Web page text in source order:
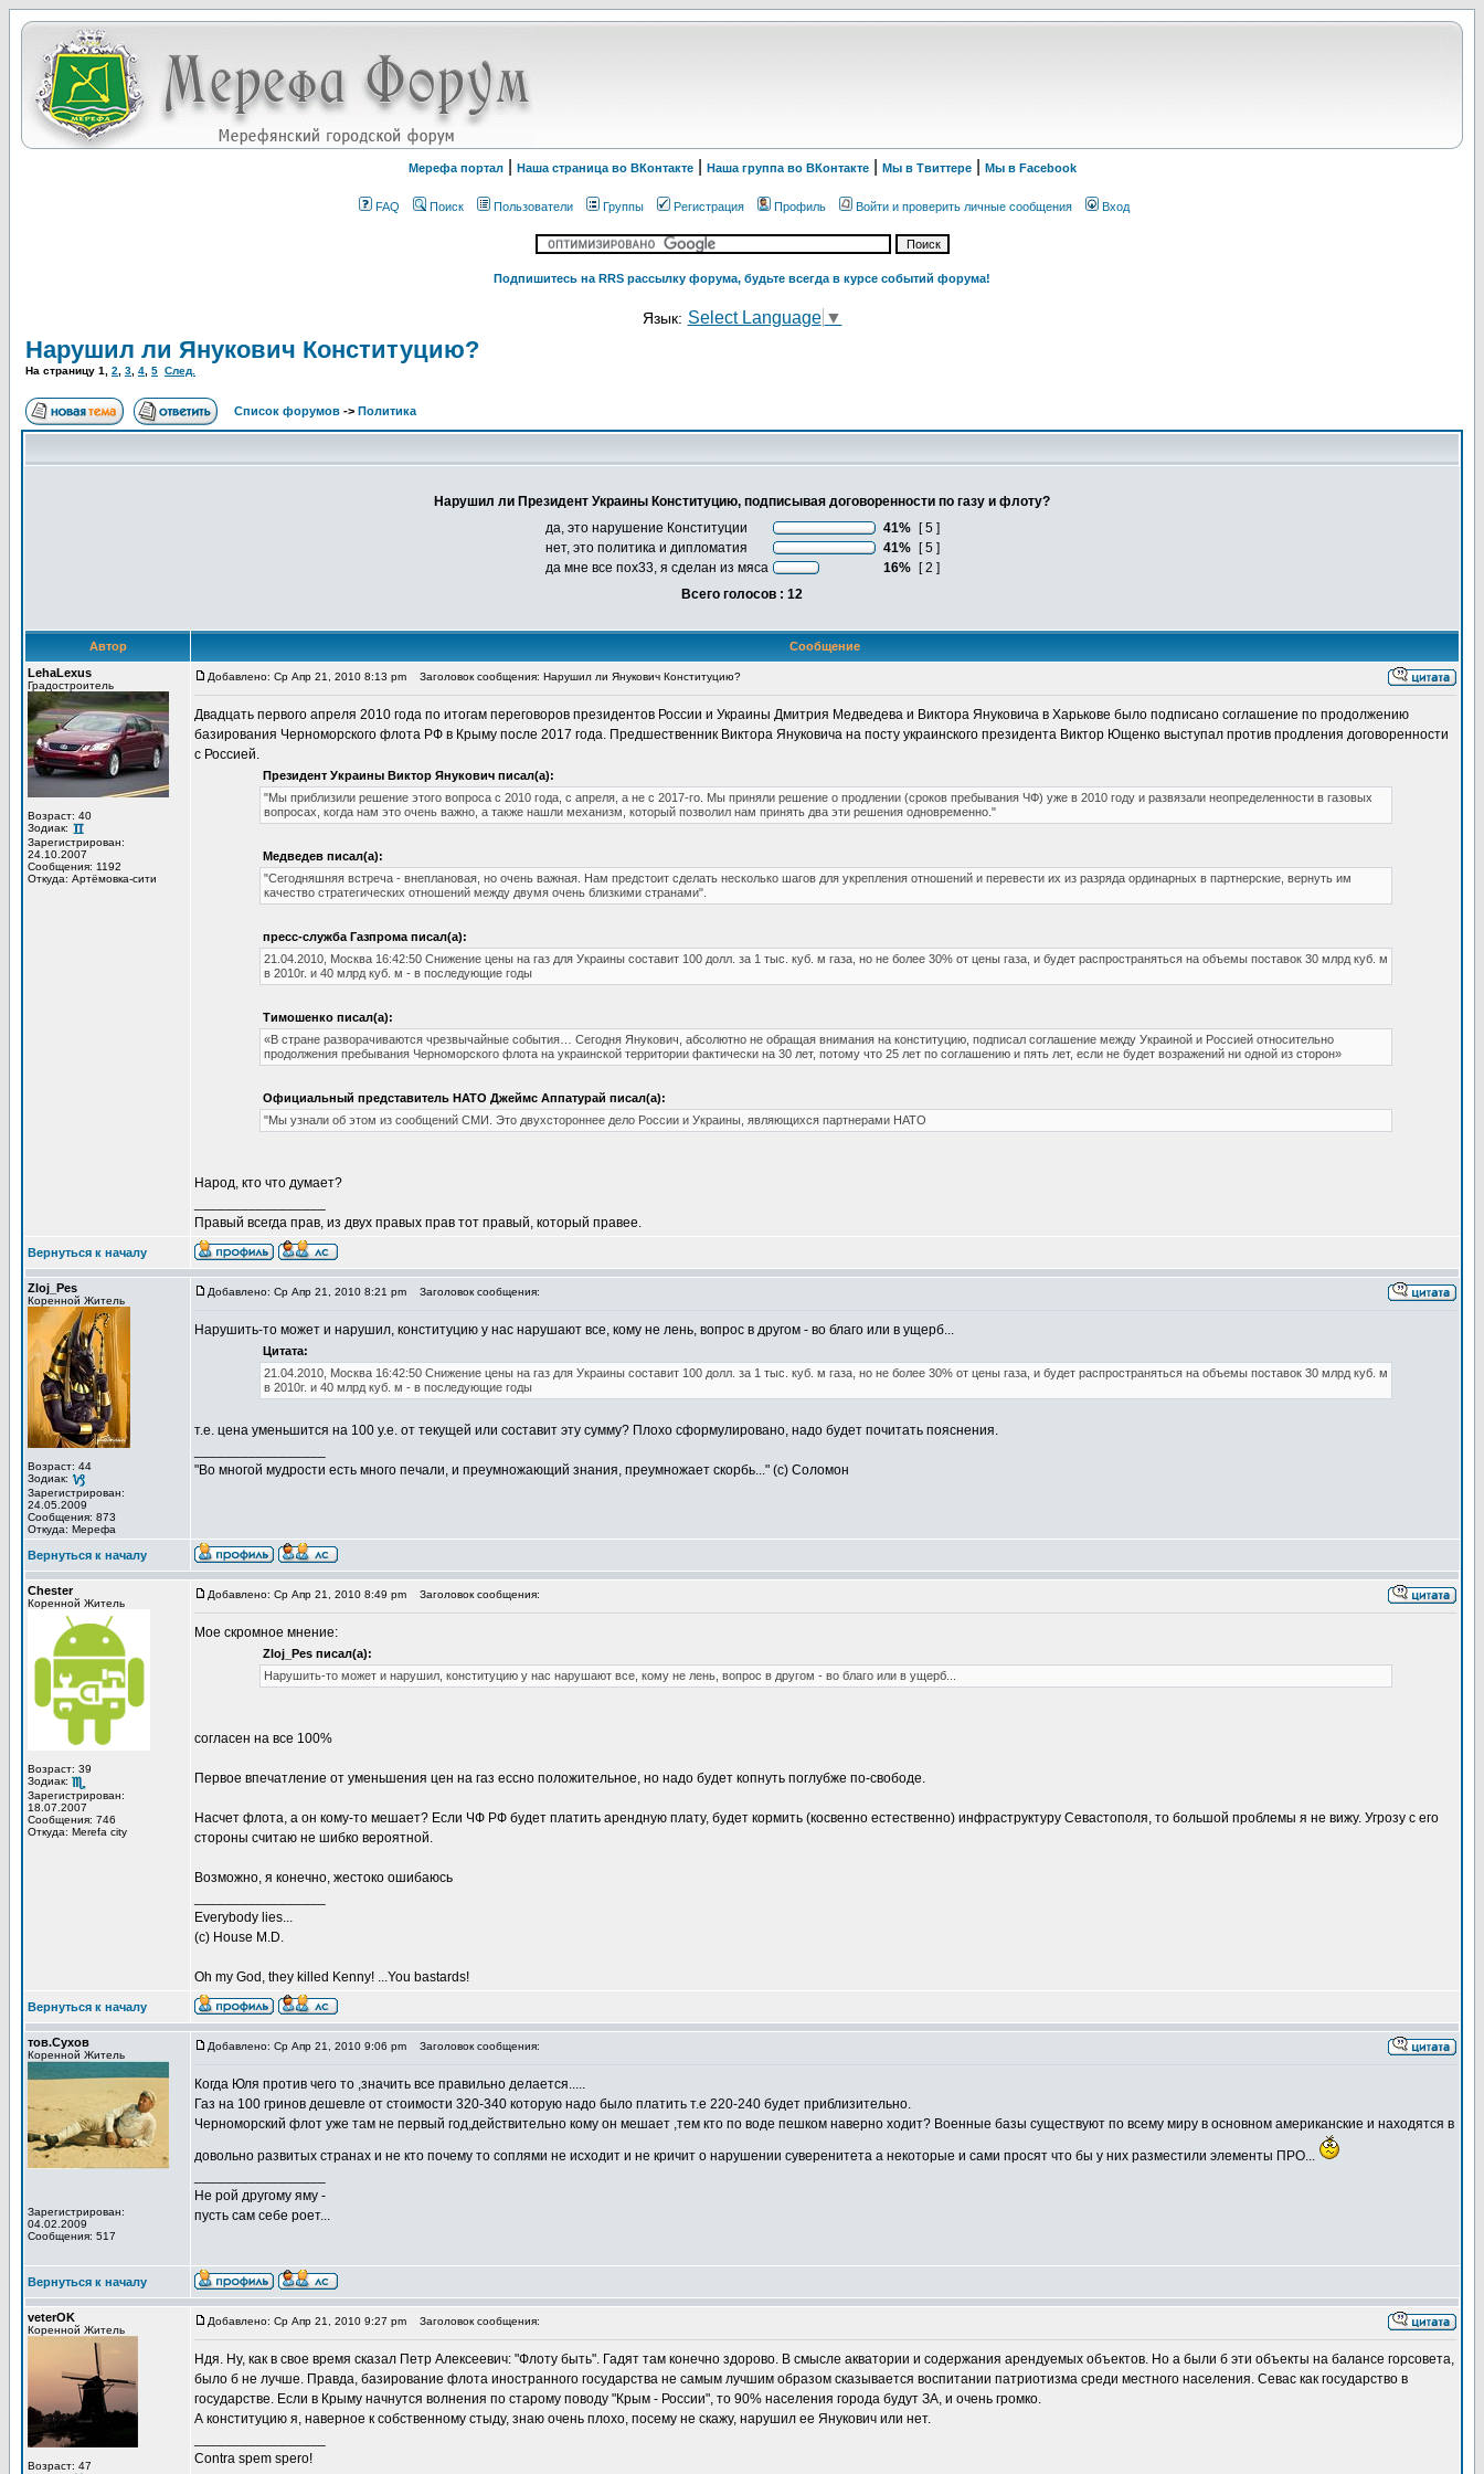
Мерефа портал| Наша страница во ВКонтакте| Наша группа во ВКонтакте| Мы в Твиттере| Мы в Facebook
FAQ Поиск Пользователи Группы Регистрация Профиль Войти и проверить личные сообщения Вход
Подпишитесь на RRS рассылку форума, будьте всегда в курсе событий форума!
Язык: Select Language ▼
Нарушил ли Янукович Конституцию?
На страницу 1 2 3 4 5 След.
Список форумов -> Политика
Нарушил ли Президент Украины Конституцию, подписывая договоренности по газу и флоту?
да, это нарушение Конституции
41%
[ 5 ]
нет, это политика и дипломатия
41%
[ 5 ]
да мне все пох33, я сделан из мяса
16%
[ 2 ]
Всего голосов : 12
Автор
Сообщение
LehaLexus
Градостроитель
Возраст: 40
Зодиак:
Зарегистрирован:
24.10.2007
Сообщения: 1192
Откуда: Артёмовка-сити
Добавлено: Ср Апр 21, 2010 8:13 pm Заголовок сообщения: Нарушил ли Янукович Конституцию?
Двадцать первого апреля 2010 года по итогам переговоров президентов России и Украины Дмитрия Медведева и Виктора Януковича в Харькове было подписано соглашение по продолжению
базирования Черноморского флота РФ в Крыму после 2017 года. Предшественник Виктора Януковича на посту украинского президента Виктор Ющенко выступал против продления договоренности
с Россией.
Президент Украины Виктор Янукович писал(а):
"Мы приблизили решение этого вопроса с 2010 года, с апреля, а не с 2017-го. Мы приняли решение о продлении (сроков пребывания ЧФ) уже в 2010 году и развязали неопределенности в газовых
вопросах, когда нам это очень важно, а также нашли механизм, который позволил нам принять два эти решения одновременно."
Медведев писал(а):
"Сегодняшняя встреча - внеплановая, но очень важная. Нам предстоит сделать несколько шагов для укрепления отношений и перевести их из разряда ординарных в партнерские, вернуть им
качество стратегических отношений между двумя очень близкими странами".
пресс-служба Газпрома писал(а):
21.04.2010, Москва 16:42:50 Снижение цены на газ для Украины составит 100 долл. за 1 тыс. куб. м газа, но не более 30% от цены газа, и будет распространяться на объемы поставок 30 млрд куб. м
в 2010г. и 40 млрд куб. м - в последующие годы
Тимошенко писал(а):
«В стране разворачиваются чрезвычайные события… Сегодня Янукович, абсолютно не обращая внимания на конституцию, подписал соглашение между Украиной и Россией относительно
продолжения пребывания Черноморского флота на украинской территории фактически на 30 лет, потому что 25 лет по соглашению и пять лет, если не будет возражений ни одной из сторон»
Официальный представитель НАТО Джеймс Аппатурай писал(а):
"Мы узнали об этом из сообщений СМИ. Это двухстороннее дело России и Украины, являющихся партнерами НАТО
Народ, кто что думает?
Правый всегда прав, из двух правых прав тот правый, который правее.
Вернуться к началу
Zloj_Pes
Коренной Житель
Возраст: 44
Зодиак:
Зарегистрирован:
24.05.2009
Сообщения: 873
Откуда: Мерефа
Добавлено: Ср Апр 21, 2010 8:21 pm Заголовок сообщения:
Нарушить-то может и нарушил, конституцию у нас нарушают все, кому не лень, вопрос в другом - во благо или в ущерб...
Цитата:
21.04.2010, Москва 16:42:50 Снижение цены на газ для Украины составит 100 долл. за 1 тыс. куб. м газа, но не более 30% от цены газа, и будет распространяться на объемы поставок 30 млрд куб. м
в 2010г. и 40 млрд куб. м - в последующие годы
т.е. цена уменьшится на 100 у.е. от текущей или составит эту сумму? Плохо сформулировано, надо будет почитать пояснения.
"Во многой мудрости есть много печали, и преумножающий знания, преумножает скорбь..." (с) Соломон
Вернуться к началу
Chester
Коренной Житель
Возраст: 39
Зодиак:
Зарегистрирован:
18.07.2007
Сообщения: 746
Откуда: Merefa city
Добавлено: Ср Апр 21, 2010 8:49 pm Заголовок сообщения:
Мое скромное мнение:
Zloj_Pes писал(а):
Нарушить-то может и нарушил, конституцию у нас нарушают все, кому не лень, вопрос в другом - во благо или в ущерб...
согласен на все 100%
Первое впечатление от уменьшения цен на газ ессно положительное, но надо будет копнуть поглубже по-свободе.
Насчет флота, а он кому-то мешает? Если ЧФ РФ будет платить арендную плату, будет кормить (косвенно естественно) инфраструктуру Севастополя, то большой проблемы я не вижу. Угрозу с его
стороны считаю не шибко вероятной.
Возможно, я конечно, жестоко ошибаюсь
Everybody lies...
(с) House M.D.
Oh my God, they killed Kenny! ...You bastards!
Вернуться к началу
тов.Сухов
Коренной Житель
Зарегистрирован:
04.02.2009
Сообщения: 517
Добавлено: Ср Апр 21, 2010 9:06 pm Заголовок сообщения:
Когда Юля против чего то ,значить все правильно делается.....
Газ на 100 гринов дешевле от стоимости 320-340 которую надо было платить т.е 220-240 будет приблизительно.
Черноморский флот уже там не первый год,действительно кому он мешает ,тем кто по воде пешком наверно ходит? Военные базы существуют по всему миру в основном американские и находятся в
довольно развитых странах и не кто почему то соплями не исходит и не кричит о нарушении суверенитета а некоторые и сами просят что бы у них разместили элементы ПРО...
Не рой другому яму -
пусть сам себе роет...
Вернуться к началу
veterOK
Коренной Житель
Возраст: 47
Добавлено: Ср Апр 21, 2010 9:27 pm Заголовок сообщения:
Ндя. Ну, как в свое время сказал Петр Алексеевич: "Флоту быть". Гадят там конечно здорово. В смысле акватории и содержания арендуемых объектов. Но а были б эти объекты на балансе горсовета,
было б не лучше. Правда, базирование флота иностранного государства не самым лучшим образом сказывается воспитании патриотизма среди местного населения. Севас как государство в
государстве. Если в Крыму начнутся волнения по старому поводу "Крым - России", то 90% населения города будут ЗА, и очень громко.
А конституцию я, наверное к собственному стыду, знаю очень плохо, посему не скажу, нарушил ее Янукович или нет.
Contra spem spero!